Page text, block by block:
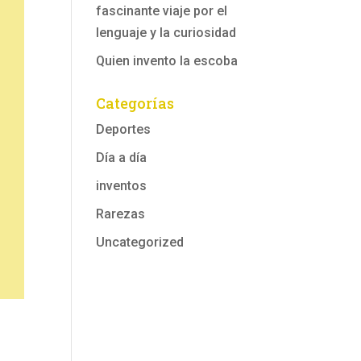
fascinante viaje por el
lenguaje y la curiosidad
Quien invento la escoba
Categorías
Deportes
Día a día
inventos
Rarezas
Uncategorized